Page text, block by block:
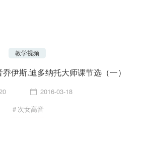
教学视频
伊斯.迪多纳托大师课节选（一）
2016-03-18
＃次女高音